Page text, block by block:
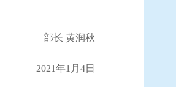
部长 黄润秋
2021年1月4日